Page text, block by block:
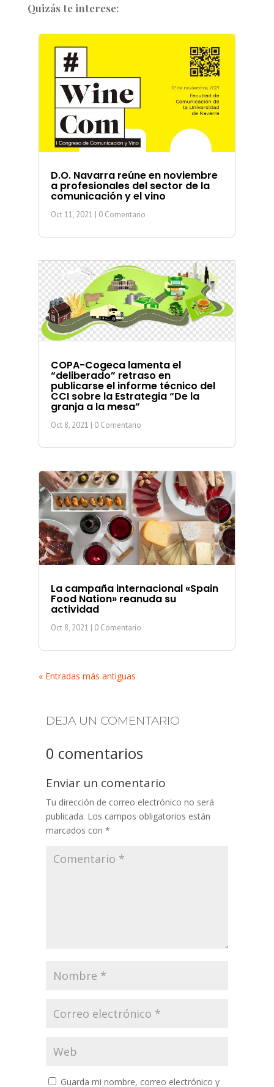
Quizás te interese:
D.O. Navarra reúne en noviembre
a profesionales del sector de la
comunicación y el vino
Oct 11, 2021 | 0 Comentario
COPA-Cogeca lamenta el
“deliberado” retraso en
publicarse el informe técnico del
CCI sobre la Estrategia “De la
granja a la mesa”
Oct 8, 2021 | 0 Comentario
La campaña internacional «Spain
Food Nation» reanuda su
actividad
Oct 8, 2021 | 0 Comentario
« Entradas más antiguas
DEJA UN COMENTARIO
0 comentarios
Enviar un comentario
Tu dirección de correo electrónico no será
publicada. Los campos obligatorios están
marcados con *
Guarda mi nombre, correo electrónico y